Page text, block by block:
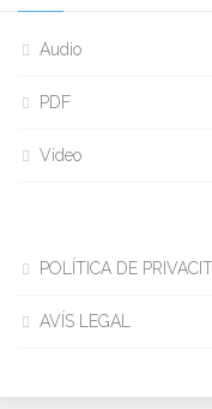
Audio
PDF
Video
POLÍTICA DE
AVÍS LEGAL